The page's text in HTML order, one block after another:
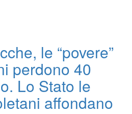
le “povere”
perdono 40
Lo Stato le
affondano